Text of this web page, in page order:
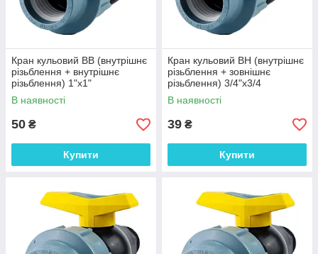
Кран кульовий ВВ (внутрішнє
різьблення + внутрішнє
різьблення) 1"х1"
В наявності
50 ₴
Купити
Кран кульовий ВН (внутрішнє
різьблення + зовнішнє
різьблення) 3/4"х3/4
В наявності
39 ₴
Купити